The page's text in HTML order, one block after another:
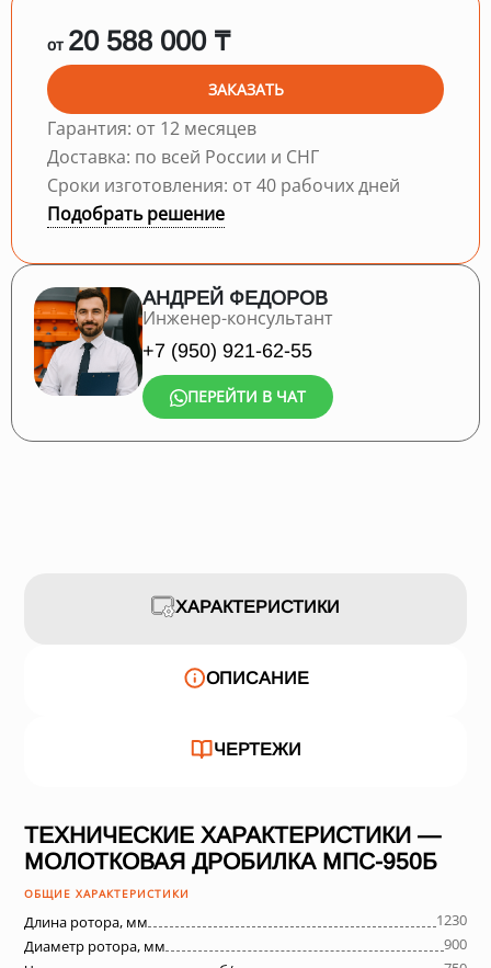
от 20 588 000 ₸
ЗАКАЗАТЬ
Гарантия: от 12 месяцев
Доставка: по всей России и СНГ
Сроки изготовления: от 40 рабочих дней
Подобрать решение
АНДРЕЙ ФЕДОРОВ
Инженер-консультант
+7 (950) 921-62-55
ПЕРЕЙТИ В ЧАТ
ХАРАКТЕРИСТИКИ
ОПИСАНИЕ
ЧЕРТЕЖИ
ТЕХНИЧЕСКИЕ ХАРАКТЕРИСТИКИ —
МОЛОТКОВАЯ ДРОБИЛКА МПС-950Б
ОБЩИЕ ХАРАКТЕРИСТИКИ
Длина ротора, мм
1230
Диаметр ротора, мм
900